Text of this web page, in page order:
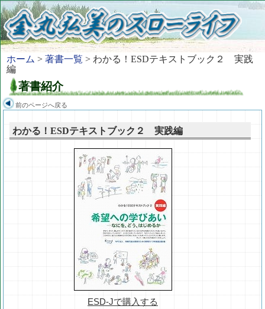
ホーム > 著書一覧 > わかる！ESDテキストブック２ 実践
編
著書紹介
前のページへ戻る
わかる！ESDテキストブック２ 実践編
ESD-Jで購入する